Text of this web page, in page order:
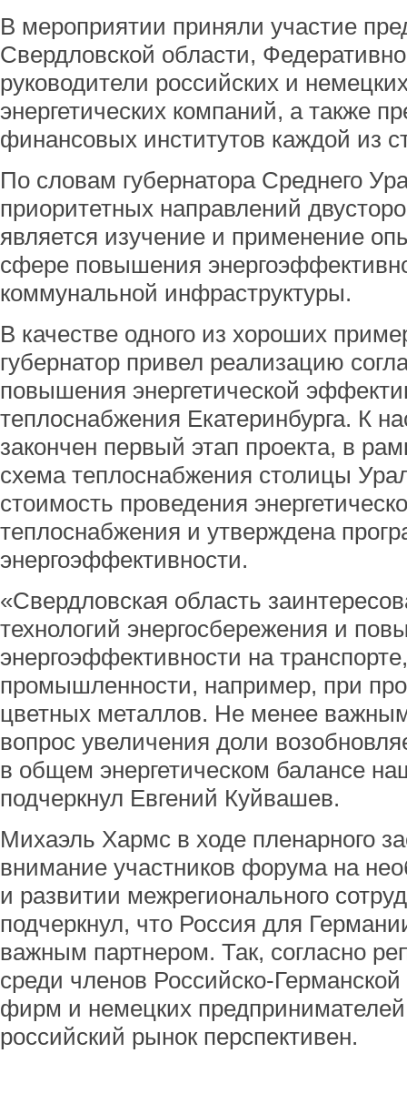
В мероприятии приняли участие
Свердловской области,
руководители российских и
энергетических компаний, а также
финансовых институтов каждой из
По словам губернатора Среднего
приоритетных направлений
является изучение и применение
сфере повышения
коммунальной инфраструктуры.
В качестве одного из хороших
губернатор привел реализацию
повышения энергетической
теплоснабжения Екатеринбурга. К
закончен первый этап проекта, в
схема теплоснабжения столицы
стоимость проведения
теплоснабжения и утверждена
энергоэффективности.
«Свердловская область
технологий энергосбережения и
энергоэффективности на
промышленности, например, при
цветных металлов. Не менее
вопрос увеличения доли
в общем энергетическом балансе
подчеркнул Евгений Куйвашев.
Михаэль Хармс в ходе пленарного
внимание участников форума на
и развитии межрегионального
подчеркнул, что Россия для
важным партнером. Так, согласно
среди членов Российско-
фирм и немецких
российский рынок перспективен.